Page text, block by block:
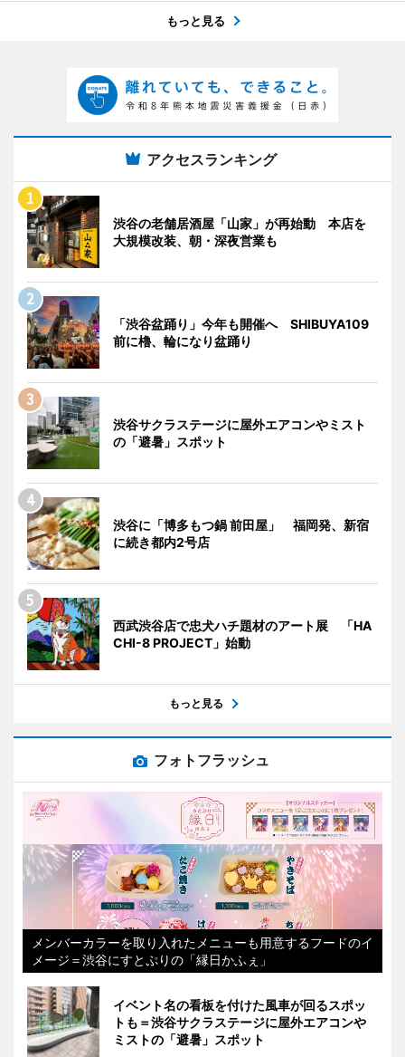
もっと見る
アクセスランキング
渋谷の老舗居酒屋「山家」が再始動 本店を
大規模改装、朝・深夜営業も
「渋谷盆踊り」今年も開催へ SHIBUYA109
前に櫓、輪になり盆踊り
渋谷サクラステージに屋外エアコンやミスト
の「避暑」スポット
渋谷に「博多もつ鍋 前田屋」 福岡発、新宿
に続き都内2号店
西武渋谷店で忠犬ハチ題材のアート展 「HA
CHI-8 PROJECT」始動
もっと見る
フォトフラッシュ
メンバーカラーを取り入れたメニューも用意するフードのイ
メージ＝渋谷にすとぷりの「縁日かふぇ」
イベント名の看板を付けた風車が回るスポッ
トも＝渋谷サクラステージに屋外エアコンや
ミストの「避暑」スポット